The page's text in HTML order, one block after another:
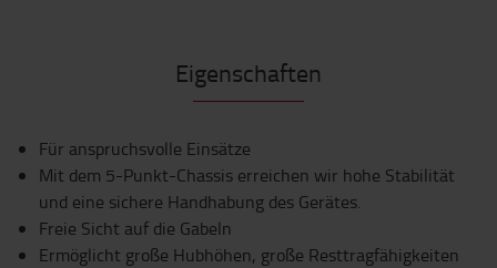
Eigenschaften
Für anspruchsvolle Einsätze
Mit dem 5-Punkt-Chassis erreichen wir hohe Stabilität
und eine sichere Handhabung des Gerätes.
Freie Sicht auf die Gabeln
Ermöglicht große Hubhöhen, große Resttragfähigkeiten